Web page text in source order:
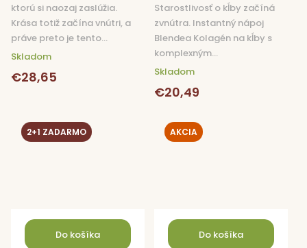
€28,65
Skladom
ktorú si naozaj zaslúžia.
Krása totiž začína vnútri, a
práve preto je tento...
€20,49
Skladom
Starostlivosť o kĺby začíná
zvnútra. Instantný nápoj
Blendea Kolagén na kĺby s
komplexným...
2+1 ZADARMO
Do košíka
AKCIA
Do košíka